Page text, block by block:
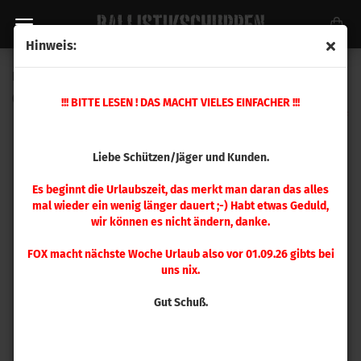
Hinweis:
!!! BITTE LESEN ! DAS MACHT VIELES EINFACHER !!!
Liebe Schützen/Jäger und Kunden.
Es beginnt die Urlaubszeit, das merkt man daran das alles
mal wieder ein wenig länger dauert ;-) Habt etwas Geduld,
wir können es nicht ändern, danke.
FOX macht nächste Woche Urlaub also vor 01.09.26 gibts bei
uns nix.
Gut Schuß.
390941)